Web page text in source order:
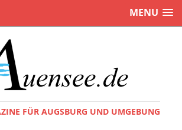
MENU
FÜR AUGSBURG UND UMGEBUNG